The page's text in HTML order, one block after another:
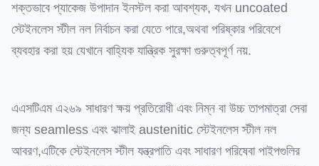
শক্তভাবে প্যাকেজ উপাদান ইনস্টল করা আবশ্যক, যখন uncoated
স্টেইনলেস স্টীল নল নির্বাচন করা যেতে পারে,অথবা পরিষ্কার পরিবেশে
ব্যবহার করা হয় যেখানে বাহ্যিক যান্ত্রিক সুরক্ষা গুরুত্বপূর্ণ নয়.
এএসটিএম এ২৬৯ সাধারণ ক্ষয় প্রতিরোধী এবং নিম্ন বা উচ্চ তাপমাত্রা সেবা
জন্য seamless এবং ঝালাই austenitic স্টেইনলেস স্টীল নল
আবরণ,এটিকে স্টেইনলেস স্টীল যন্ত্রপাতি এবং সাধারণ পরিষেবা পাইপগুলির